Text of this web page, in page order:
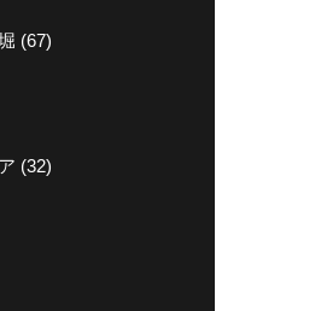
(67)
(32)